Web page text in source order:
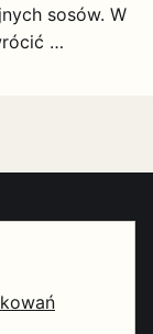
sosów. W
…